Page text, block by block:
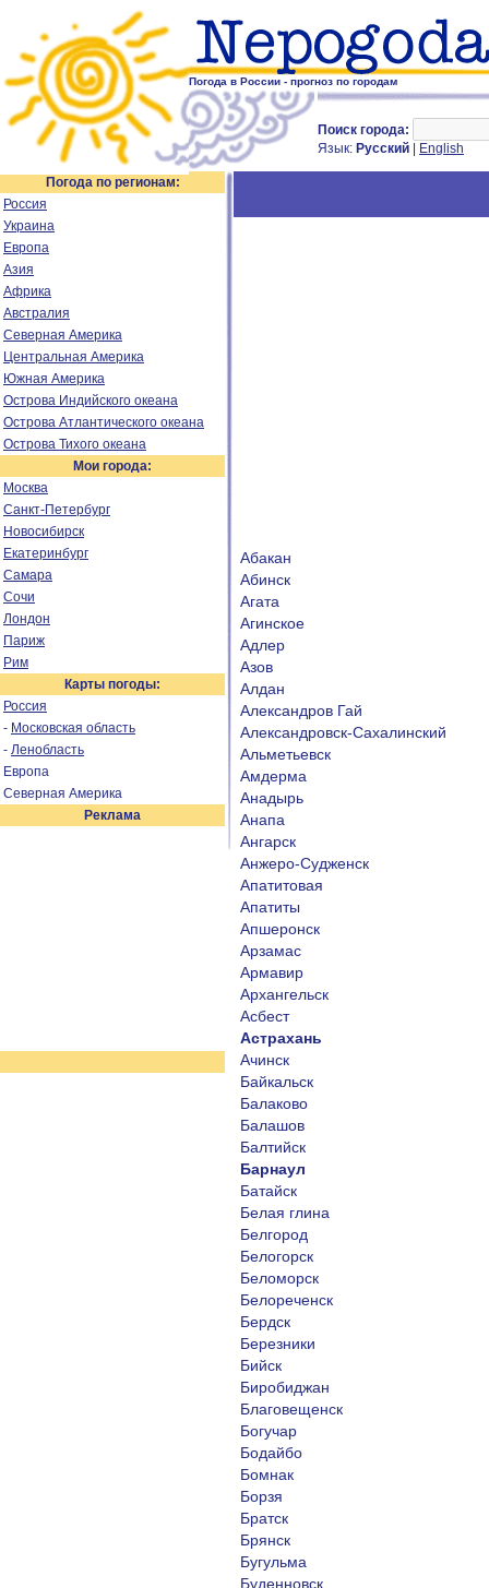
Погода в России - прогноз по городам
Поиск города:
Язык: Русский English
Погода по регионам:
Россия
Украина
Европа
Азия
Африка
Австралия
Северная Америка
Центральная Америка
Южная Америка
Острова Индийского океана
Острова Атлантического океана
Острова Тихого океана
Мои города:
Москва
Санкт-Петербург
Новосибирск
Екатеринбург
Самара
Сочи
Лондон
Париж
Рим
Карты погоды:
Россия
- Московская область
- Ленобласть
Европа
Северная Америка
Реклама
Абакан
Абинск
Агата
Агинское
Адлер
Азов
Алдан
Александров Гай
Александровск-Сахалинский
Альметьевск
Амдерма
Анадырь
Анапа
Ангарск
Анжеро-Судженск
Апатитовая
Апатиты
Апшеронск
Арзамас
Армавир
Архангельск
Асбест
Астрахань
Ачинск
Байкальск
Балаково
Балашов
Балтийск
Барнаул
Батайск
Белая глина
Белгород
Белогорск
Беломорск
Белореченск
Бердск
Березники
Бийск
Биробиджан
Благовещенск
Богучар
Бодайбо
Бомнак
Борзя
Братск
Брянск
Бугульма
Буденновск